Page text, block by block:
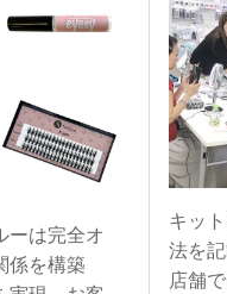
ーは完全オ
係を構築
キッ
法を
店舗